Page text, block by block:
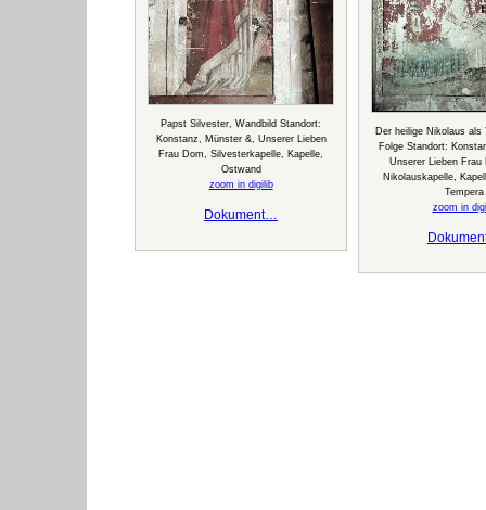
Papst Silvester, Wandbild Standort:
Konstanz, Münster &, Unserer Lieben
Frau Dom, Silvesterkapelle, Kapelle,
Ostwand
zoom in digilib
Dokument…
Der heilige Nikolaus als
Folge Standort:
Unserer Lieben Frau
Nikolauskapelle,
Tempera
zoom in